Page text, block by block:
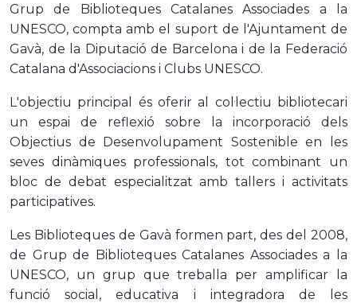
Grup de Biblioteques Catalanes Associades a la
UNESCO, compta amb el suport de l'Ajuntament de
Gavà, de la Diputació de Barcelona i de la Federació
Catalana d'Associacions i Clubs UNESCO.
L'objectiu principal és oferir al col·lectiu bibliotecari
un espai de reflexió sobre la incorporació dels
Objectius de Desenvolupament Sostenible en les
seves dinàmiques professionals, tot combinant un
bloc de debat especialitzat amb tallers i activitats
participatives.
Les Biblioteques de Gavà formen part, des del 2008,
de Grup de Biblioteques Catalanes Associades a la
UNESCO, un grup que treballa per amplificar la
funció social, educativa i integradora de les